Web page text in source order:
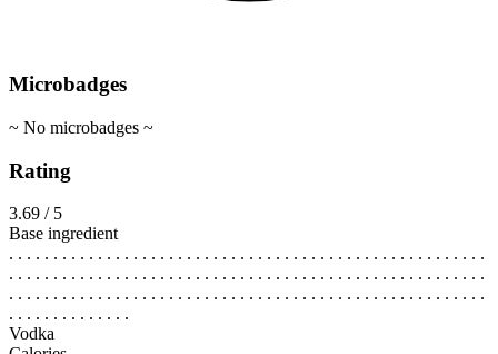
Microbadges
~ No microbadges ~
Rating
3.69 / 5
Base ingredient
. . . . . . . . . . . . . . . . . . . . . . . . . . . . . . . . . . . . . . . . . . . . . . . . . . . . . .
. . . . . . . . . . . . . . . . . . . . . . . . . . . . . . . . . . . . . . . . . . . . . . . . . . . . . .
. . . . . . . . . . . . . . . . . . . . . . . . . . . . . . . . . . . . . . . . . . . . . . . . . . . . . .
. . . . . . . . . . . . . .
Vodka